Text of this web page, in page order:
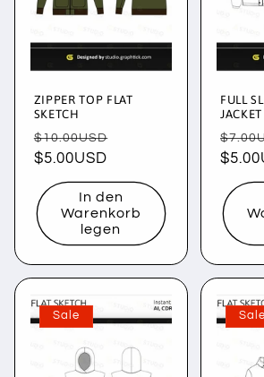
ZIPPER TOP FLAT
SKETCH
Normaler
Preis
$10.00USD
Verkaufspreis
$5.00USD
In den
Warenkorb
legen
FULL
Preis
Sale Sale